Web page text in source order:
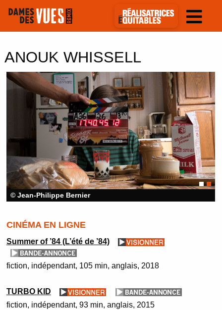
ANOUK WHISSELL
© Jean-Philippe Bernier
CINÉMA EN LIGNE
Summer of ’84 (L’été de ’84)
fiction indépendant 105 min anglais 2018
TURBO KID
fiction indépendant 93 min anglais 2015